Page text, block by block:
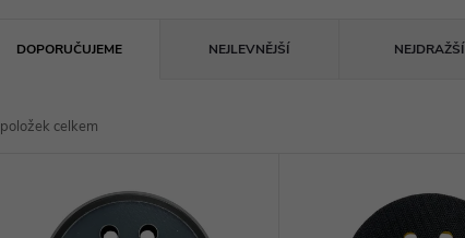
DOPORUČUJEME NEJLEVNĚJŠÍ NEJDRAŽŠÍ
položek celkem